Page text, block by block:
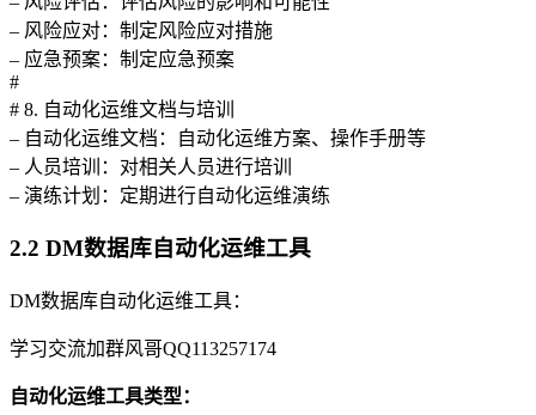
– 风险应对：制定风险应对措施
– 应急预案：制定应急预案
#
# 8. 自动化运维文档与培训
– 自动化运维文档：自动化运维方案、操作手册等
– 人员培训：对相关人员进行培训
– 演练计划：定期进行自动化运维演练
2.2 DM数据库自动化运维工具
DM数据库自动化运维工具：
学习交流加群风哥QQ113257174
自动化运维工具类型：